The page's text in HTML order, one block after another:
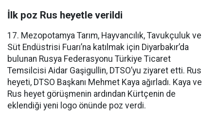
İlk poz Rus heyetle verildi
17. Mezopotamya Tarım, Hayvancılık, Tavukçuluk ve
Süt Endüstrisi Fuarı’na katılmak için Diyarbakır’da
bulunan Rusya Federasyonu Türkiye Ticaret
Temsilcisi Aidar Gaşigullin, DTSO’yu ziyaret etti. Rus
heyeti, DTSO Başkanı Mehmet Kaya ağırladı. Kaya ve
Rus heyet görüşmenin ardından Kürtçenin de
eklendiği yeni logo önünde poz verdi.